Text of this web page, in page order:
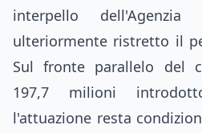
interpello
ulteriormente ristretto il
Sul fronte parallelo del
197,7 milioni
l'attuazione resta